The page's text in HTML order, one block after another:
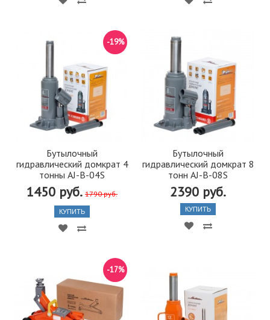
Бутылочный
гидравлический домкрат 4
тонны AJ-B-04S
1450 руб. 1790 руб.
-19%
КУПИТЬ
Бутылочный
гидравлический домкрат 8
тонн AJ-B-08S
2390 руб.
КУПИТЬ
-17%